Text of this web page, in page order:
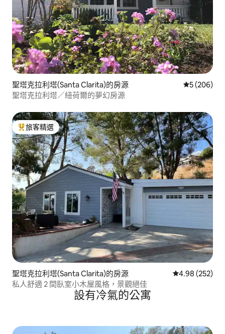
聖塔克拉利塔(Santa Clarita)的房源 從 206 則評
5 (206)
聖塔克拉利塔／紐荷爾的夢幻房源
旅客精選榜首
旅客精選
聖塔克拉利塔(Santa Clarita)的房源 從 252 則評價
4.98 (252)
私人舒適 2 間臥室小木屋風格，景觀絕佳
設有冷氣的公寓